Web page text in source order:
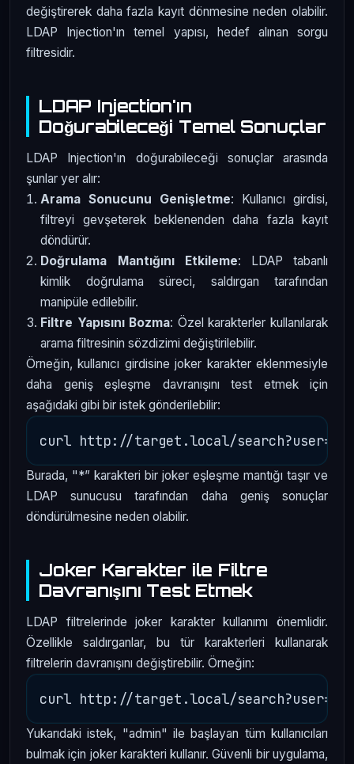
değiştirerek daha fazla kayıt dönmesine neden olabilir.
LDAP Injection'ın temel yapısı, hedef alınan sorgu
filtresidir.
LDAP Injection'ın
Doğurabileceği Temel Sonuçlar
LDAP Injection'ın doğurabileceği sonuçlar arasında
şunlar yer alır:
Arama Sonucunu Genişletme: Kullanıcı girdisi,
filtreyi gevşeterek beklenenden daha fazla kayıt
döndürür.
Doğrulama Mantığını Etkileme: LDAP tabanlı
kimlik doğrulama süreci, saldırgan tarafından
manipüle edilebilir.
Filtre Yapısını Bozma: Özel karakterler kullanılarak
arama filtresinin sözdizimi değiştirilebilir.
Örneğin, kullanıcı girdisine joker karakter eklenmesiyle
daha geniş eşleşme davranışını test etmek için
aşağıdaki gibi bir istek gönderilebilir:
Burada, "*” karakteri bir joker eşleşme mantığı taşır ve
LDAP sunucusu tarafından daha geniş sonuçlar
döndürülmesine neden olabilir.
Joker Karakter ile Filtre
Davranışını Test Etmek
LDAP filtrelerinde joker karakter kullanımı önemlidir.
Özellikle saldırganlar, bu tür karakterleri kullanarak
filtrelerin davranışını değiştirebilir. Örneğin:
Yukarıdaki istek, "admin" ile başlayan tüm kullanıcıları
bulmak için joker karakteri kullanır. Güvenli bir uygulama,